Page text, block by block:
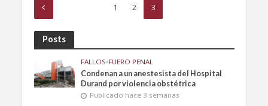
1 2 3
Posts
FALLOS•FUERO PENAL
Condenan a un anestesista del Hospital
Durand por violencia obstétrica
Publicado hace 3 semanas